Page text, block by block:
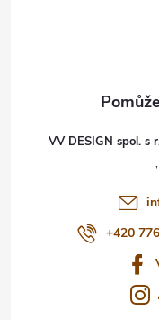
VV DESIGN spol. s
+420